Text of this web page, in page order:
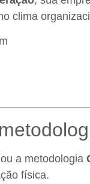
clima
a metodologia
física.